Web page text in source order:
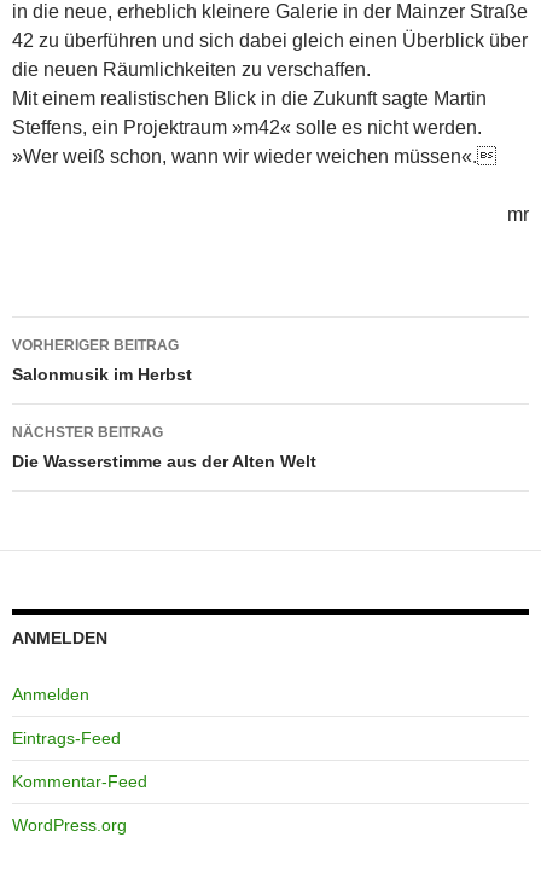
in die neue, erheblich kleinere Galerie in der Mainzer Straße
42 zu überführen und sich dabei gleich einen Überblick über
die neuen Räumlichkeiten zu verschaffen.
Mit einem realistischen Blick in die Zukunft sagte Martin
Steffens, ein Projektraum »m42« solle es nicht werden.
»Wer weiß schon, wann wir wieder weichen müssen«.
mr
Beitragsnavigation
VORHERIGER BEITRAG
Salonmusik im Herbst
NÄCHSTER BEITRAG
Die Wasserstimme aus der Alten Welt
ANMELDEN
Anmelden
Eintrags-Feed
Kommentar-Feed
WordPress.org